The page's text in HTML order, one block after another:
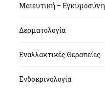
Μαιευτική – Εγκυμοσύνη
Δερματολογία
Εναλλακτικές Θεραπείες
Ενδοκρινολογία